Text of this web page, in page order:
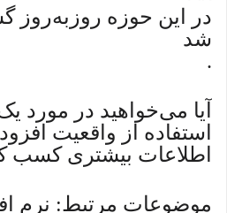
در این حوزه روزبه‌روز
شد
.
آیا می‌خواهید در مورد
استفاده از واقعیت
اطلاعات بیشتری کسب
موضوعات مرتبط: نرم